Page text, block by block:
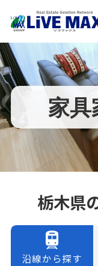
家具
栃木県
沿線から探す